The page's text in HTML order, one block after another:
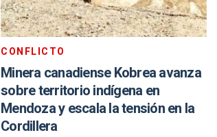
CONFLICTO
Minera canadiense Kobrea avanza
sobre territorio indígena en
Mendoza y escala la tensión en la
Cordillera